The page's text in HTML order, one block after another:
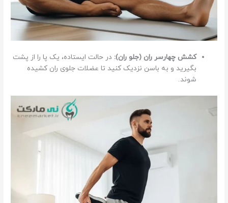
کشش چهارسر ران (جلو ران): در حالت ایستاده، یک پا را از پشت
بگیرید و به باسن نزدیک کنید تا عضلات جلوی ران کشیده
شوند.